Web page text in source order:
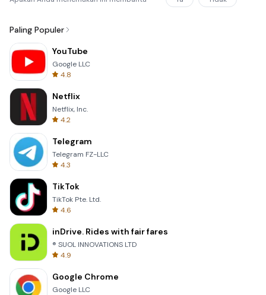
Paling Populer
YouTube
Google LLC
4.8
Netflix
Netflix, Inc.
4.2
Telegram
Telegram FZ-LLC
4.3
TikTok
TikTok Pte. Ltd.
4.6
inDrive. Rides with fair fares
® SUOL INNOVATIONS LTD
4.9
Google Chrome
Google LLC